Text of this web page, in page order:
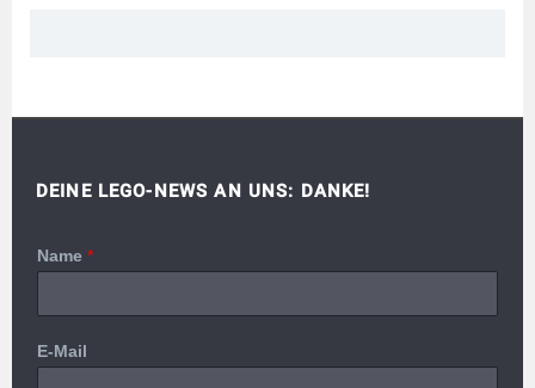
DEINE LEGO-NEWS AN UNS: DANKE!
Name *
E-Mail